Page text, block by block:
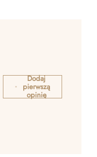
Dodaj
pierwszą
opinię